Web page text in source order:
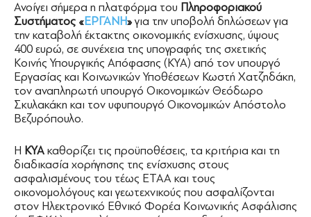
Ανοίγει σήμερα η πλατφόρμα του Πληροφοριακού
Συστήματος «ΕΡΓΑΝΗ»για την υποβολή δηλώσεων για
την καταβολή έκτακτης οικονομικής ενίσχυσης, ύψους
400 ευρώ, σε συνέχεια της υπογραφής της σχετικής
Κοινής Υπουργικής Απόφασης (ΚΥΑ) από τον υπουργό
Εργασίας και Κοινωνικών Υποθέσεων Κωστή Χατζηδάκη,
τον αναπληρωτή υπουργό Οικονομικών Θεόδωρο
Σκυλακάκη και τον υφυπουργό Οικονομικών Απόστολο
Βεζυρόπουλο.
Η ΚΥΑ καθορίζει τις προϋποθέσεις, τα κριτήρια και τη
διαδικασία χορήγησης της ενίσχυσης στους
ασφαλισμένους του τέως ΕΤΑΑ και τους
οικονομολόγους και γεωτεχνικούς που ασφαλίζονται
στον Ηλεκτρονικό Εθνικό Φορέα Κοινωνικής Ασφάλισης